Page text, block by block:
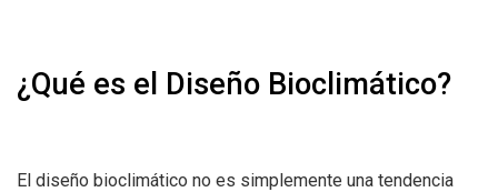
¿Qué es el Diseño Bioclimático?
El diseño bioclimático no es simplemente una tendencia